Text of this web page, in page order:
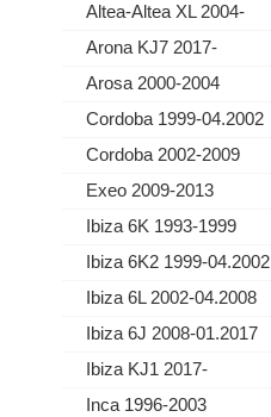
Altea-Altea XL 2004-
Arona KJ7 2017-
Arosa 2000-2004
Cordoba 1999-04.2002
Cordoba 2002-2009
Exeo 2009-2013
Ibiza 6K 1993-1999
Ibiza 6K2 1999-04.2002
Ibiza 6L 2002-04.2008
Ibiza 6J 2008-01.2017
Ibiza KJ1 2017-
Inca 1996-2003